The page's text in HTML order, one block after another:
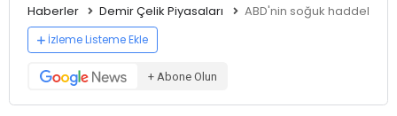
Haberler Demir Çelik Piyasaları ABD'nin soğuk
İzleme Listeme Ekle
+ Abone Olun